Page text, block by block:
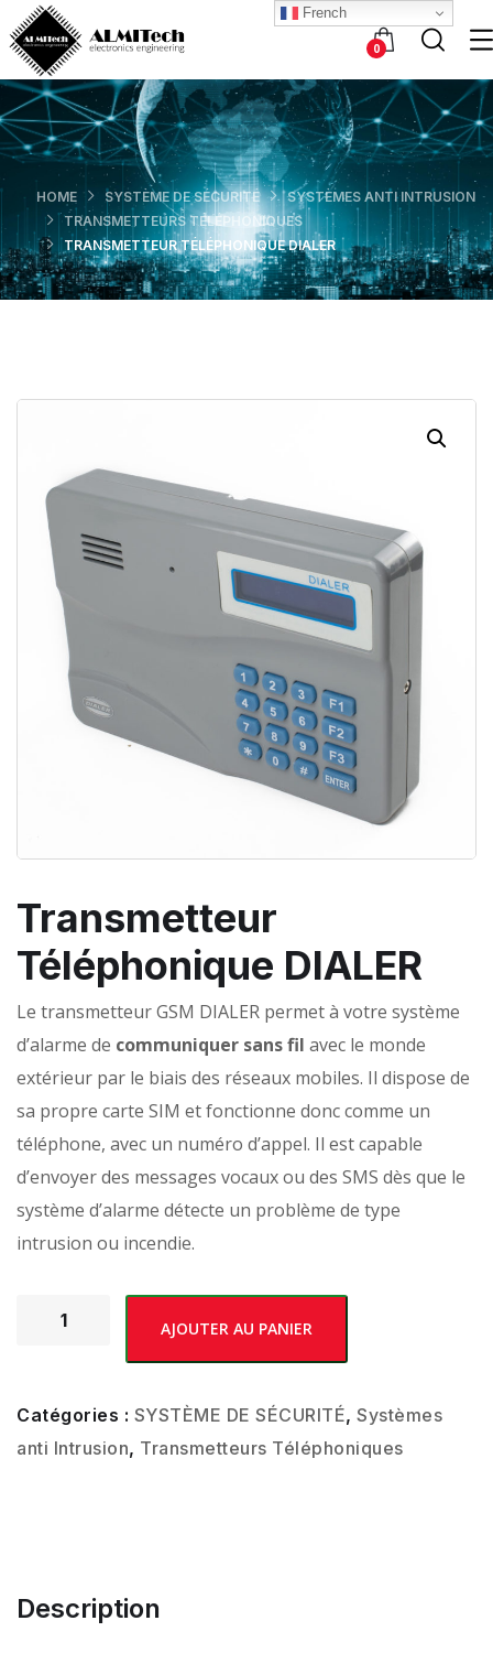
0
HOME SYSTÈME DE SÉCURITÉ
SYSTÈMES ANTI INTRUSION
TRANSMETTEURS TÉLÉPHONIQUES
TRANSMETTEUR TÉLÉPHONIQUE DIALER
Transmetteur
Téléphonique DIALER
Le transmetteur GSM DIALER permet à votre système
d’alarme de communiquer sans fil avec le monde
extérieur par le biais des réseaux mobiles. Il dispose de
sa propre carte SIM et fonctionne donc comme un
téléphone, avec un numéro d’appel. Il est capable
d’envoyer des messages vocaux ou des SMS dès que le
système d’alarme détecte un problème de type
intrusion ou incendie.
AJOUTER AU PANIER
Catégories : SYSTÈME DE SÉCURITÉ, Systèmes
anti Intrusion, Transmetteurs Téléphoniques
Description
French